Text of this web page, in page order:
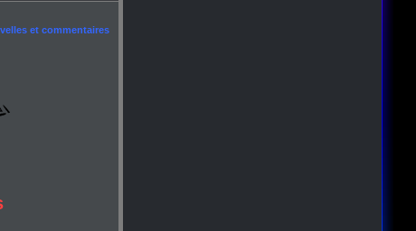
et commentaires